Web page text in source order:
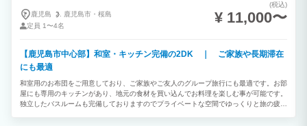
鹿児島 鹿児島市・ 桜島
定員 1〜4名
(税込)
¥ 11,000〜
【鹿児島市中心部】和室・キッチン完備の2DK ｜ ご家族や長期滞在
にも最適
和室用のお布団をご用意しており、ご家族やご友人のグループ旅行にも最適です。お部
屋にも専用のキッチンがあり、地元の食材を買い込んでお料理を楽しむ事が可能です。
独立したバスルームも完備しておりますのでプライベートな空間でゆっくりと旅の疲れ